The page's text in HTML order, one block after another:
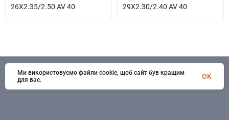
26X2.35/2.50 AV 40
29X2.30/2.40 AV 40
© 1998 - 2026 SportSystems. Всі права захищені
Ми використовуємо файли cookie, щоб сайт був кращим
для вас.
OK